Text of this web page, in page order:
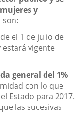
y
son:
el 1 de julio de
estará vigente
general del 1%
con lo que
Estado para 2017.
las sucesivas